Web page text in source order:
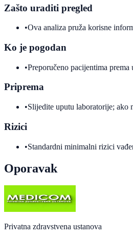
Zašto uraditi pregled
•Ova analiza pruža korisne
Ko je pogodan
•Preporučeno pacijentima
Priprema
•Slijedite uputu laboratorije; ako
Rizici
•Standardni minimalni rizici
Oporavak
Privatna zdravstvena ustanova